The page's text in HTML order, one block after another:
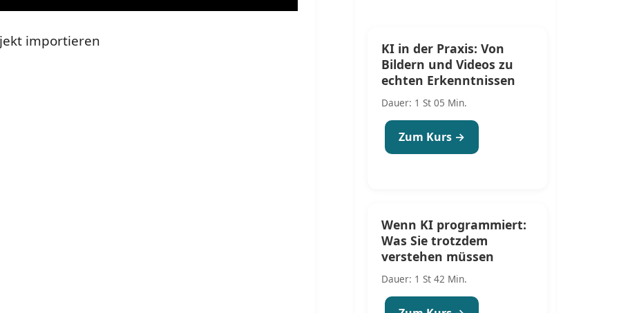
importieren
KI in der Praxis: Von
Bildern und Videos zu
echten Erkenntnissen
Dauer: 1 St 05 Min.
Zum Kurs →
Wenn KI programmiert:
Was Sie trotzdem
verstehen müssen
Dauer: 1 St 42 Min.